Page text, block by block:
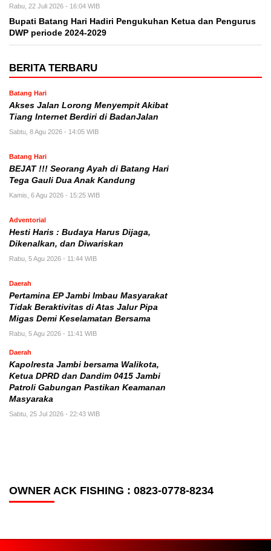
Rabu, 22 Juli 2026 - 16:04 WIB
Bupati Batang Hari Hadiri Pengukuhan Ketua dan Pengurus
DWP periode 2024-2029
BERITA TERBARU
Batang Hari
Akses Jalan Lorong Menyempit Akibat
Tiang Internet Berdiri di BadanJalan
Sabtu, 8 Agu 2026 - 14:05 WIB
Batang Hari
BEJAT !!! Seorang Ayah di Batang Hari
Tega Gauli Dua Anak Kandung
Kamis, 6 Agu 2026 - 15:25 WIB
Adventorial
Hesti Haris : Budaya Harus Dijaga,
Dikenalkan, dan Diwariskan
Rabu, 5 Agu 2026 - 11:44 WIB
Daerah
Pertamina EP Jambi Imbau Masyarakat
Tidak Beraktivitas di Atas Jalur Pipa
Migas Demi Keselamatan Bersama
Rabu, 5 Agu 2026 - 11:41 WIB
Daerah
Kapolresta Jambi bersama Walikota,
Ketua DPRD dan Dandim 0415 Jambi
Patroli Gabungan Pastikan Keamanan
Masyaraka
Sabtu, 25 Jul 2026 - 22:43 WIB
OWNER ACK FISHING : 0823-0778-8234